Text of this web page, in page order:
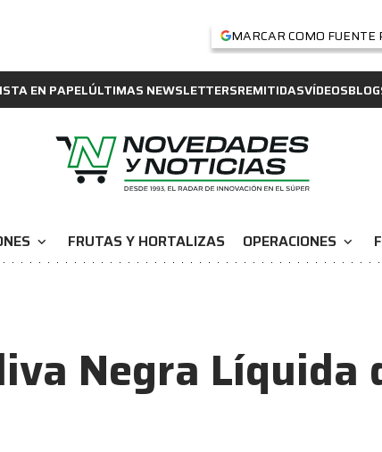
MARCAR COMO FUENTE
EN PAPELÚLTIMAS NEWSLETTERSREMITIDASVÍDEOS
expand_more FRUTAS Y HORTALIZAS OPERACIONES expand_more
Negra Líquida